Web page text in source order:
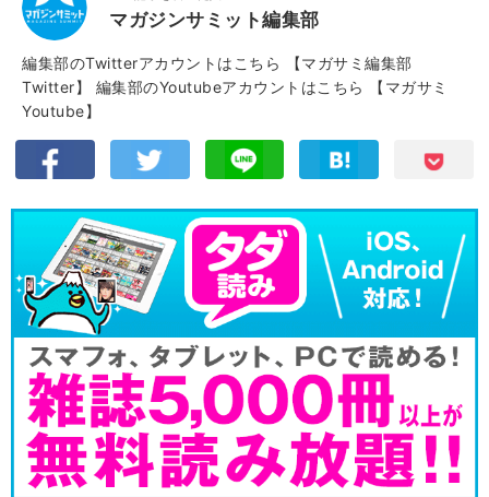
マガジンサミット編集部
編集部のTwitterアカウントはこちら
【マガサミ編集部
Twitter】
編集部のYoutubeアカウントはこちら
【マガサミ
Youtube】